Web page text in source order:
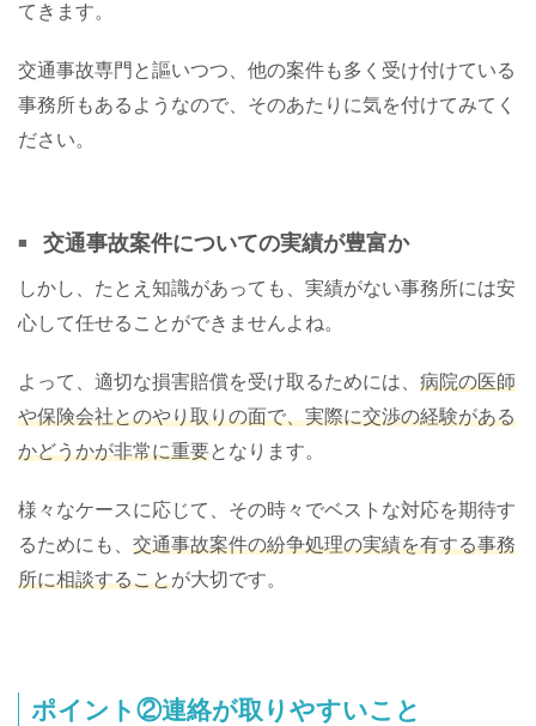
てきます。
交通事故専門と謳いつつ、他の案件も多く受け付けている
事務所もあるようなので、そのあたりに気を付けてみてく
ださい。
交通事故案件についての実績が豊富か
しかし、たとえ知識があっても、実績がない事務所には安
心して任せることができませんよね。
よって、適切な損害賠償を受け取るためには、 病院の医師
や保険会社とのやり取りの面で、実際に交渉の経験がある
かどうかが非常に重要となります。
様々なケースに応じて、その時々でベストな対応を期待す
るためにも、 交通事故案件の紛争処理の実績を有する事務
所に相談することが大切です。
ポイント②連絡が取りやすいこと